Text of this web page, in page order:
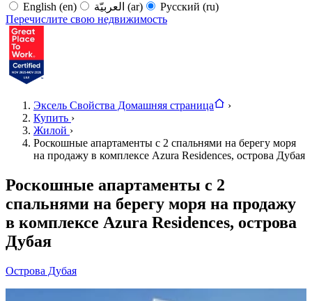
English (en) (ar) Русский (ru)
Перечислите свою недвижимость
Эксель Свойства Домашняя страница
›
Купить ›
Жилой ›
Роскошные апартаменты с 2 спальнями на берегу моря
на продажу в комплексе Azura Residences, острова Дубая
Роскошные апартаменты с 2
спальнями на берегу моря на продажу
в комплексе Azura Residences, острова
Дубая
Острова Дубая